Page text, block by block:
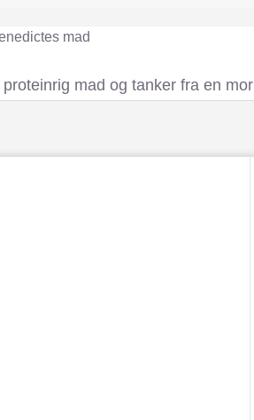
mad og tanker fra en mor